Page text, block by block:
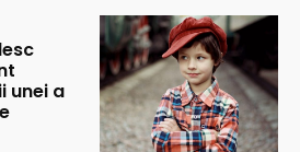
unei a